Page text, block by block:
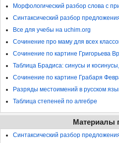
Морфологический разбор слова с
Синтаксический разбор
Все для учебы на uchim.org
Сочинение про маму для всех
Сочинение по картине Григорьева
Таблица Брадиса: синусы и
Сочинение по картине Грабаря
Разряды местоимений в русском
Таблица степеней по алгебре
Материалы
Синтаксический разбор